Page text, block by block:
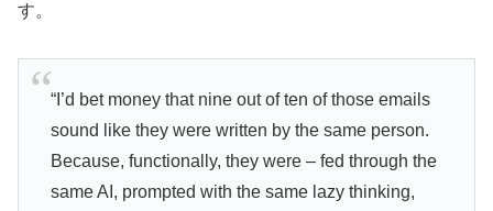
す。
“I’d bet money that nine out of ten of those emails
sound like they were written by the same person.
Because, functionally, they were – fed through the
same AI, prompted with the same lazy thinking,